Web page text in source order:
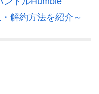
解約方法を紹介～